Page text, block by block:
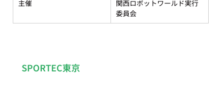
主催
関西ロボットワールド実行
委員会
SPORTEC東京